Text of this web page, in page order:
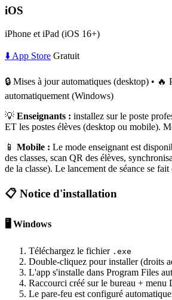
iOS
iPhone et iPad (iOS 16+)
⬇️ App Store Gratuit
🔒 Mises à jour automatiques (desktop) • 🔥
automatiquement (Windows)
💡 Enseignants : installez sur le poste
ET les postes élèves (desktop ou mobile).
📱 Mobile : Le mode enseignant est
des classes, scan QR des élèves,
de la classe). Le lancement de séance se
📋 Notice d'installation
🖥️ Windows
Téléchargez le fichier .exe
Double-cliquez pour installer (droits
L'app s'installe dans Program Files
Raccourci créé sur le bureau + menu
Le pare-feu est configuré